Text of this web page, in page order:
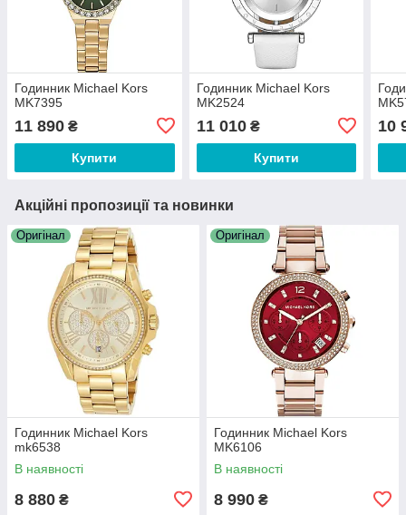
Годинник Michael Kors
MK7395
11 890 ₴
Купити
Годинник Michael Kors
MK2524
11 010₴
Купити
10
Акційні пропозиції та новинки
Оригінал
Годинник Michael Kors
mk6538
В наявності
8 880 ₴
Оригінал
Годинник Michael Kors
MK6106
В наявності
8 990 ₴